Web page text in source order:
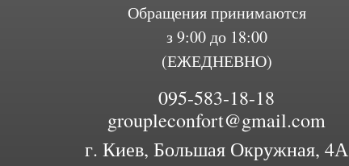
Обращения принимаются
з 9:00 до 18:00
(ЕЖЕДНЕВНО)
095-583-18-18
groupleconfort@gmail.com
г. Киев, Большая Окружная, 4А